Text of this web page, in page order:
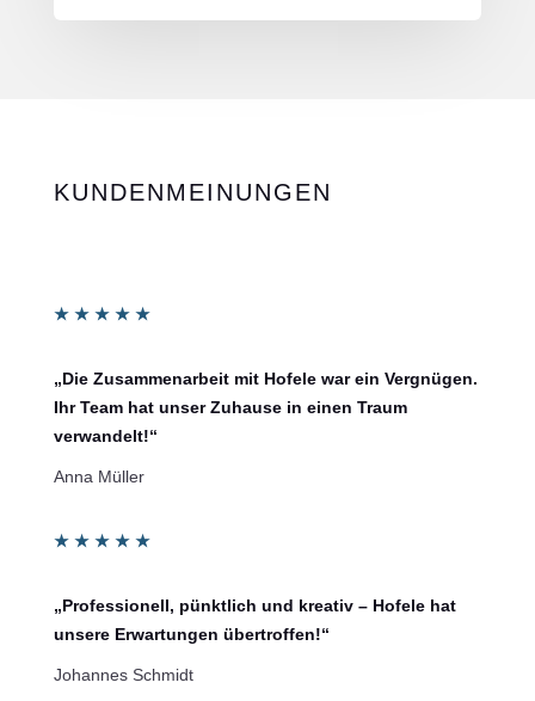
KUNDENMEINUNGEN
★ ★ ★ ★ ★
„Die Zusammenarbeit mit Hofele war ein Vergnügen.
Ihr Team hat unser Zuhause in einen Traum
verwandelt!“
Anna Müller
★ ★ ★ ★ ★
„Professionell, pünktlich und kreativ – Hofele hat
unsere Erwartungen übertroffen!“
Johannes Schmidt